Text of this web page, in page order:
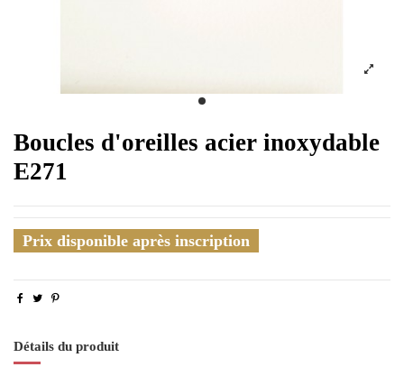
Boucles d'oreilles acier inoxydable
E271
Prix disponible après inscription
Détails du produit